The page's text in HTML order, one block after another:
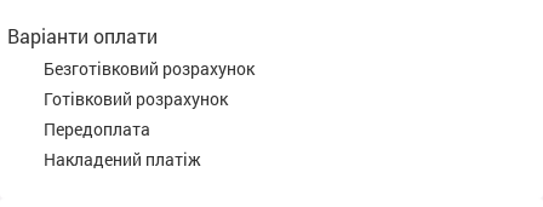
Варіанти оплати
Безготівковий розрахунок
Готівковий розрахунок
Передоплата
Накладений платіж